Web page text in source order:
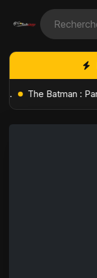
L'Âge de Glace : Le Réveil du Volcan – Manny, Sid et Diego de retour pour une aventure explosive